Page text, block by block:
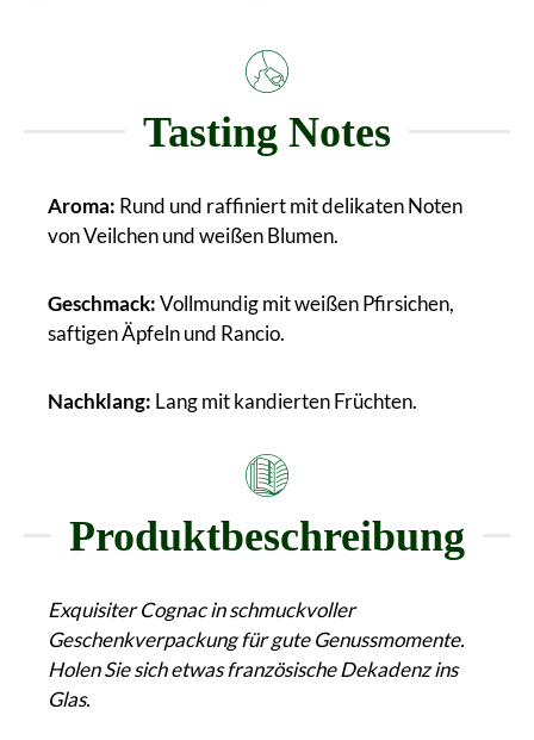
Tasting Notes
Aroma: Rund und raffiniert mit delikaten Noten
von Veilchen und weißen Blumen.
Geschmack:Vollmundig mit weißen Pfirsichen,
saftigen Äpfeln und Rancio.
Nachklang: Lang mit kandierten Früchten.
Produktbeschreibung
Exquisiter Cognac in schmuckvoller
Geschenkverpackung für gute Genussmomente.
Holen Sie sich etwas französische Dekadenz ins
Glas.